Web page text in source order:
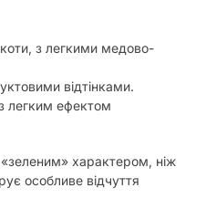
з легкими медово-
відтінками.
легким ефектом
«зеленим» характером, ніж
особливе відчуття